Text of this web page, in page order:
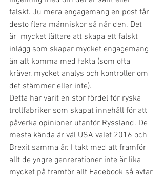
falskt. Ju mera engagemang en post får
desto flera människor så når den. Det
är  mycket lättare att skapa ett falskt
inlägg som skapar mycket engagemang
än att komma med fakta (som ofta
kräver, mycket analys och kontroller om
det stämmer eller inte).
Detta har varit en stor fördel för ryska
trollfabriker som skapat innehåll för att
påverka opinioner utanför Ryssland. De
mesta kända är väl USA valet 2016 och
Brexit samma år. I takt med att framför
allt de yngre genrerationer inte är lika
mycket på framför allt Facebook så avtar